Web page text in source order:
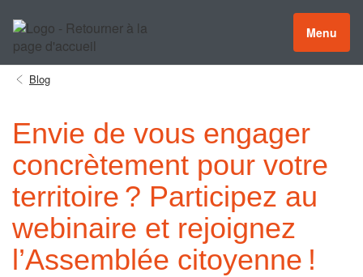
Menu
Blog
Envie de vous engager
concrètement pour votre
territoire ? Participez au
webinaire et rejoignez
l’Assemblée citoyenne !